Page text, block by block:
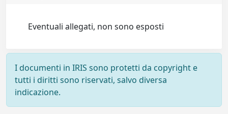
Eventuali allegati, non sono esposti
I documenti in IRIS sono protetti da copyright e
tutti i diritti sono riservati, salvo diversa
indicazione.